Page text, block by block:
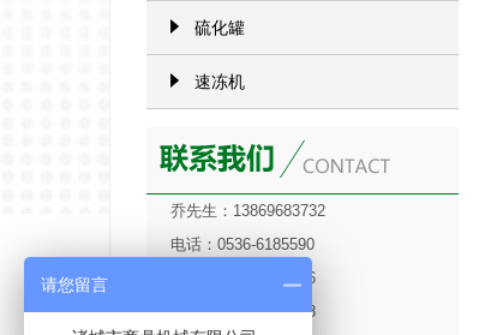
硫化罐
速冻机
乔先生：13869683732
电话：0536-6185590
0536-6549666
0536-6388588
请您留言